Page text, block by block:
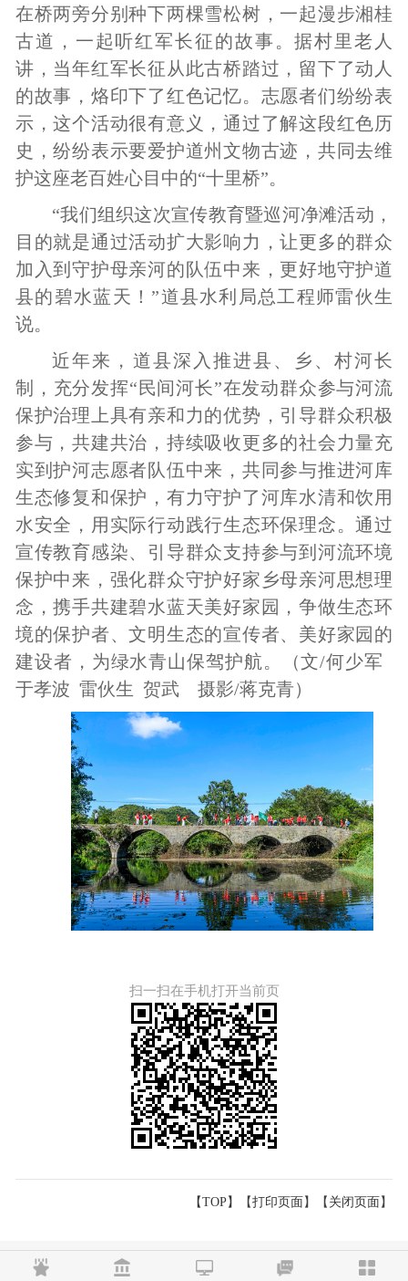
在桥两旁分别种下两棵雪松树，一起漫步湘桂
古道，一起听红军长征的故事。据村里老人
讲，当年红军长征从此古桥踏过，留下了动人
的故事，烙印下了红色记忆。志愿者们纷纷表
示，这个活动很有意义，通过了解这段红色历
史，纷纷表示要爱护道州文物古迹，共同去维
护这座老百姓心目中的“十里桥”。
“我们组织这次宣传教育暨巡河净滩活动，
目的就是通过活动扩大影响力，让更多的群众
加入到守护母亲河的队伍中来，更好地守护道
县的碧水蓝天！”道县水利局总工程师雷伙生
说。
近年来，道县深入推进县、乡、村河长
制，充分发挥“民间河长”在发动群众参与河流
保护治理上具有亲和力的优势，引导群众积极
参与，共建共治，持续吸收更多的社会力量充
实到护河志愿者队伍中来，共同参与推进河库
生态修复和保护，有力守护了河库水清和饮用
水安全，用实际行动践行生态环保理念。通过
宣传教育感染、引导群众支持参与到河流环境
保护中来，强化群众守护好家乡母亲河思想理
念，携手共建碧水蓝天美好家园，争做生态环
境的保护者、文明生态的宣传者、美好家园的
建设者，为绿水青山保驾护航。（文/何少军
于孝波 雷伙生 贺武 摄影/蒋克青）
扫一扫在手机打开当前页
【TOP】 【打印页面 】【 关闭页面 】